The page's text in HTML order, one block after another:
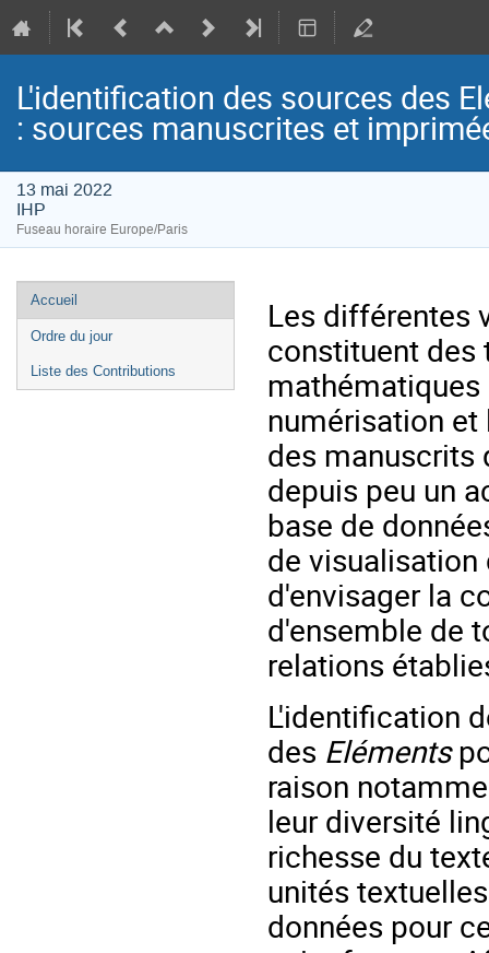
L'identification des sources des
: sources manuscrites et
13 mai 2022
IHP
Fuseau horaire Europe/Paris
Menu
de
l'événement
Accueil
Ordre du jour
Liste des Contributions
Les différentes
constituent des
mathématiques
numérisation
des manuscrits
depuis peu un
base de
de
d'envisager la
d'ensemble de
relations
L'identification
des Eléments
raison
leur diversité
richesse du
unités
données pour